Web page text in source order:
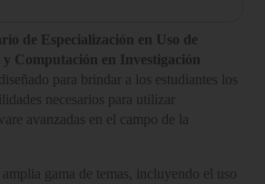
de Especialización en Uso de
Computación en Investigación
para brindar a los estudiantes los
necesarios para utilizar
avanzadas en el campo de la
gama de temas, incluyendo el uso